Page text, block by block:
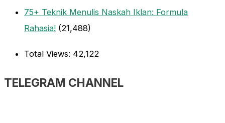
75+ Teknik Menulis Naskah Iklan: Formula
Rahasia! (21,488)
Total Views: 42,122
TELEGRAM CHANNEL